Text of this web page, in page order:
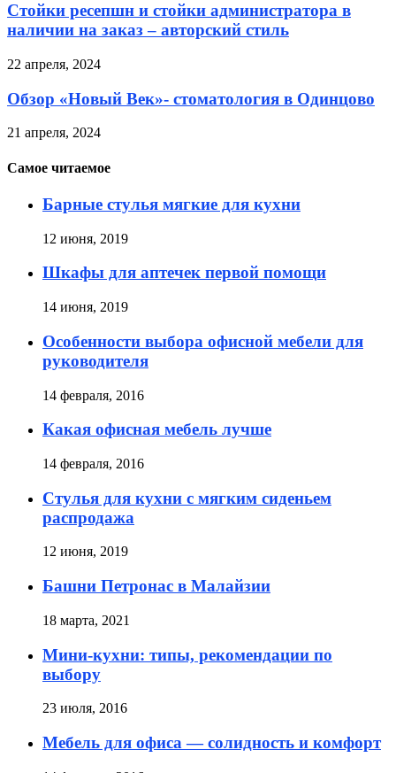
Стойки ресепшн и стойки администратора в
наличии на заказ – авторский стиль
22 апреля, 2024
Обзор «Новый Век»- стоматология в Одинцово
21 апреля, 2024
Самое читаемое
Барные стулья мягкие для кухни
12 июня, 2019
Шкафы для аптечек первой помощи
14 июня, 2019
Особенности выбора офисной мебели для
руководителя
14 февраля, 2016
Какая офисная мебель лучше
14 февраля, 2016
Стулья для кухни с мягким сиденьем
распродажа
12 июня, 2019
Башни Петронас в Малайзии
18 марта, 2021
Мини-кухни: типы, рекомендации по
выбору
23 июля, 2016
Мебель для офиса — солидность и комфорт